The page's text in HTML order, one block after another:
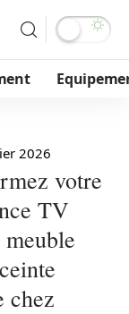
2026
votre
TV
meuble
chez